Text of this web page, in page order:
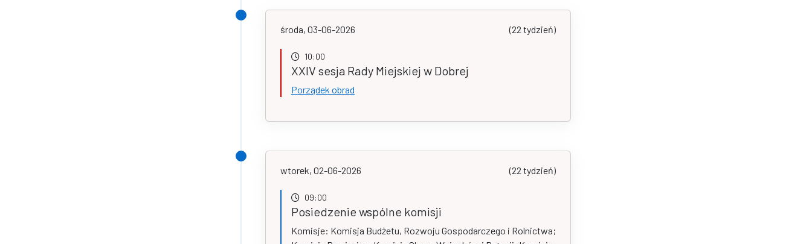
środa, 03-06-2026 (22 tydzień)
10:00
XXIV sesja Rady Miejskiej w Dobrej
Porządek obrad
wtorek, 02-06-2026 (22 tydzień)
09:00
Posiedzenie wspólne komisji
Komisje: Komisja Budżetu, Rozwoju Gospodarczego i Rolnictwa;